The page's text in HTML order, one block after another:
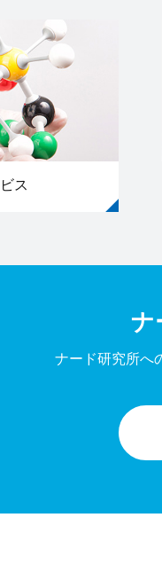
ス
ナ
ナード研究所へ